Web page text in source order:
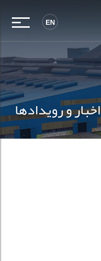
EN
اخبار و رویدادها